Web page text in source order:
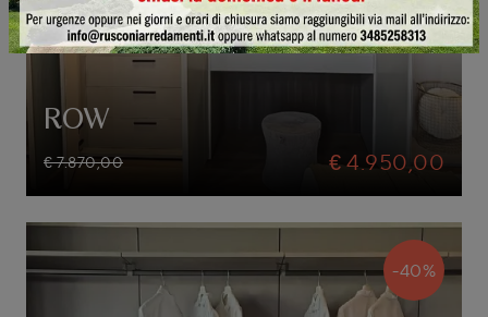
ROW
€ 7.870,00 € 4.950,00
-40%